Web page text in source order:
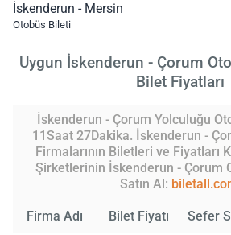
İskenderun - Mersin
Otobüs Bileti
Uygun İskenderun - Çorum
Bilet Fiyatları
İskenderun - Çorum Yolculuğu
11Saat 27Dakika. İskenderun -
Firmalarının Biletleri ve Fiyatları
Şirketlerinin İskenderun - Çorum
Satın Al:
Firma Adı Bilet Fiyatı Sefer